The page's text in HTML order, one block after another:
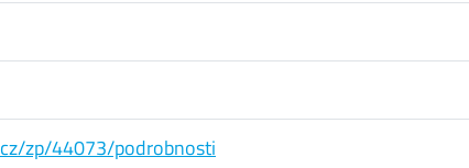
zp/44073/podrobnosti